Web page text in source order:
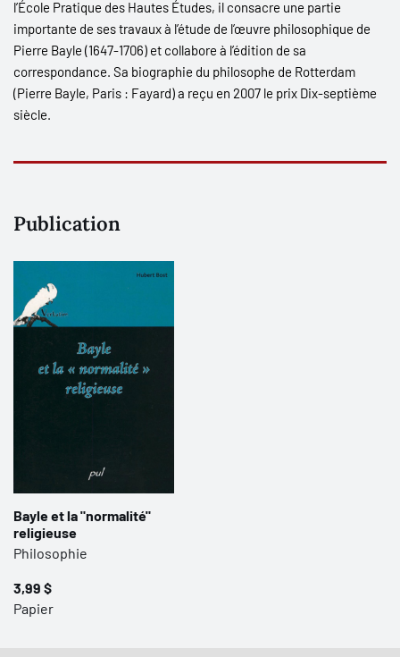
l’École Pratique des Hautes Études, il consacre une partie
importante de ses travaux à l’étude de l’œuvre philosophique de
Pierre Bayle (1647-1706) et collabore à l’édition de sa
correspondance. Sa biographie du philosophe de Rotterdam
(Pierre Bayle, Paris : Fayard) a reçu en 2007 le prix Dix-septième
siècle.
Publication
Bayle et la "normalité"
religieuse
Philosophie
3,99 $
Papier